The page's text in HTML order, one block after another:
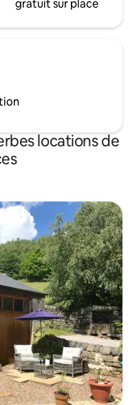
gratuit sur place
locations de
appréciés